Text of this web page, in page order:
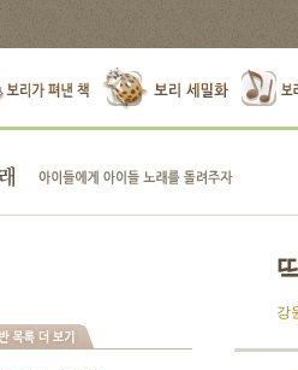
강